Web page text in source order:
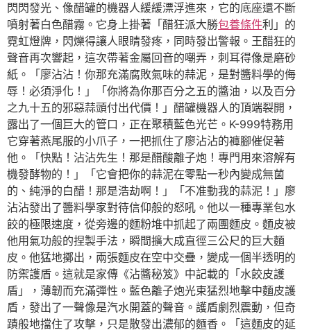
閃閃發光、像醋罐的機器人緩緩漂浮進來，它的底座還不斷
噴射著白色醋霧。它身上掛著「醋狂派大勝包養條件利」的
霓虹燈牌，閃爍得讓人眼睛發疼，同時發出警報。王醋狂的
聲音再次響起，這次帶著金屬回音的嘲弄，刺耳得像是磨砂
紙。「廖沾沾！你那充滿腐敗氣味的蒜泥，是對醬料學的侮
辱！必須淨化！」「你將為你那百分之五的醬油，以及百分
之九十五的邪惡蒜頭付出代價！」醋罐機器人的頂端裂開，
露出了一個巨大的管口，正在聚積藍色光芒。K-999特務用
它穿著燕尾服的小爪子，一把抓住了廖沾沾的褲腳催促著
他。「快點！沾沾先生！那是醋酸離子炮！專門用來溶解有
機發酵物的！」「它會把你的蒜泥在零點一秒內變成無菌
的、純淨的白醋！那是浩劫啊！」「不准動我的蒜泥！」廖
沾沾發出了醬料學家對待信仰般的怒吼。他以一種專業包水
餃的極限速度，從旁邊的麵粉堆中抓起了兩團麵皮。麵皮被
他用氣功般的捏製手法，瞬間擴大成直徑三公尺的巨大麵
皮。他猛地擲出，兩張麵皮在空中交疊，變成一個半透明的
防禦護盾。這就是家傳《沾醬秘笈》中記載的「水餃皮護
盾」，薄韌而充滿彈性。藍色離子炮光束猛烈地擊中麵皮護
盾，發出了一聲像是汽水開蓋的聲音。護盾劇烈震動，但奇
蹟般地擋住了攻擊，只是散發出濃郁的麵香。「這麵皮的延